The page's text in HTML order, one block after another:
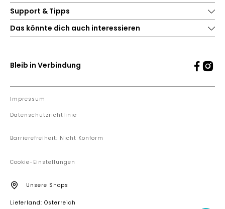
Support & Tipps
Das könnte dich auch interessieren
Bleib in Verbindung
Impressum
Datenschutzrichtlinie
Barrierefreiheit: Nicht Konform
Cookie-Einstellungen
Unsere Shops
Lieferland: Österreich